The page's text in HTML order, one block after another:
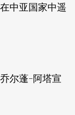
中亚国家中遥
尔蓬-阿塔宣